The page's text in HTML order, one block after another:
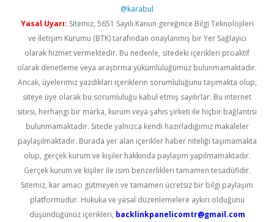
@karabul
Yasal Uyarı: Sitemiz, 5651 Sayılı Kanun gereğince Bilgi Teknolojileri
ve İletişim Kurumu (BTK) tarafından onaylanmış bir Yer Sağlayıcı
olarak hizmet vermektedir. Bu nedenle, sitedeki içerikleri proaktif
olarak denetleme veya araştırma yükümlülüğümüz bulunmamaktadır.
Ancak, üyelerimiz yazdıkları içeriklerin sorumluluğunu taşımakta olup,
siteye üye olarak bu sorumluluğu kabul etmiş sayılırlar. Bu internet
sitesi, herhangi bir marka, kurum veya şahıs şirketi ile hiçbir bağlantısı
bulunmamaktadır. Sitede yalnızca kendi hazırladığımız makaleler
paylaşılmaktadır. Burada yer alan içerikler haber niteliği taşımamakta
olup, gerçek kurum ve kişiler hakkında paylaşım yapılmamaktadır.
Gerçek kurum ve kişiler ile isim benzerlikleri tamamen tesadüfidir.
Sitemiz, kar amacı gütmeyen ve tamamen ücretsiz bir bilgi paylaşım
platformudur. Hukuka ve yasal düzenlemelere aykırı olduğunu
düşündüğünüz içerikleri, backlinkpanelicomtr@gmail.com